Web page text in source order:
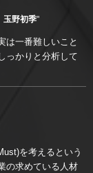
玉野初季"
は一番難しいこと
っかりと分析して
を考えるという
の求めている人材